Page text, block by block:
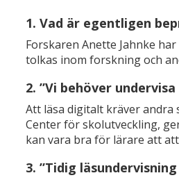
1. Vad är egentligen
Forskaren Anette Jahnke
tolkas inom forskning och
2. ”Vi behöver
Att läsa digitalt kräver
Center för skolutveckling,
kan vara bra för lärare att
3. ”Tidig